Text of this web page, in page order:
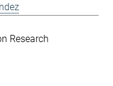
Research